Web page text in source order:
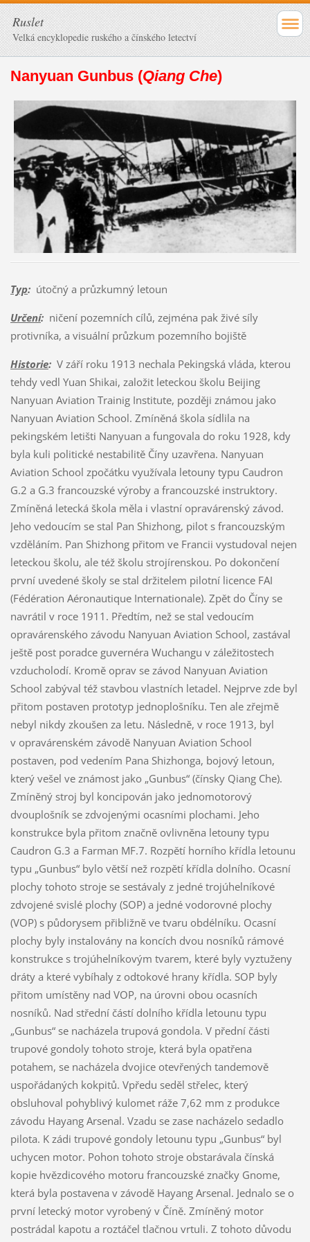
Ruslet
Velká encyklopedie ruského a čínského letectví
Nanyuan Gunbus (Qiang Che)
Typ:útočný a průzkumný letoun
Určení:ničení pozemních cílů, zejména pak živé síly
protivníka, a visuální průzkum pozemního bojiště
Historie:V září roku 1913 nechala Pekingská vláda, kterou
tehdy vedl Yuan Shikai, založit leteckou školu Beijing
Nanyuan Aviation Trainig Institute, později známou jako
Nanyuan Aviation School. Zmíněná škola sídlila na
pekingském letišti Nanyuan a fungovala do roku 1928, kdy
byla kuli politické nestabilitě Číny uzavřena. Nanyuan
Aviation School zpočátku využívala letouny typu Caudron
G.2 a G.3 francouzské výroby a francouzské instruktory.
Zmíněná letecká škola měla i vlastní opravárenský závod.
Jeho vedoucím se stal Pan Shizhong, pilot s francouzským
vzděláním. Pan Shizhong přitom ve Francii vystudoval nejen
leteckou školu, ale též školu strojírenskou. Po dokončení
první uvedené školy se stal držitelem pilotní licence FAI
(Fédération Aéronautique Internationale). Zpět do Číny se
navrátil v roce 1911. Předtím, než se stal vedoucím
opravárenského závodu Nanyuan Aviation School, zastával
ještě post poradce guvernéra Wuchangu v záležitostech
vzducholodí. Kromě oprav se závod Nanyuan Aviation
School zabýval též stavbou vlastních letadel. Nejprve zde byl
přitom postaven prototyp jednoplošníku. Ten ale zřejmě
nebyl nikdy zkoušen za letu. Následně, v roce 1913, byl
v opravárenském závodě Nanyuan Aviation School
postaven, pod vedením Pana Shizhonga, bojový letoun,
který vešel ve známost jako „Gunbus“ (čínsky Qiang Che).
Zmíněný stroj byl koncipován jako jednomotorový
dvouplošník se zdvojenými ocasními plochami. Jeho
konstrukce byla přitom značně ovlivněna letouny typu
Caudron G.3 a Farman MF.7. Rozpětí horního křídla letounu
typu „Gunbus“ bylo větší než rozpětí křídla dolního. Ocasní
plochy tohoto stroje se sestávaly z jedné trojúhelníkové
zdvojené svislé plochy (SOP) a jedné vodorovné plochy
(VOP) s půdorysem přibližně ve tvaru obdélníku. Ocasní
plochy byly instalovány na koncích dvou nosníků rámové
konstrukce s trojúhelníkovým tvarem, které byly vyztuženy
dráty a které vybíhaly z odtokové hrany křídla. SOP byly
přitom umístěny nad VOP, na úrovni obou ocasních
nosníků. Nad střední částí dolního křídla letounu typu
„Gunbus“ se nacházela trupová gondola. V přední části
trupové gondoly tohoto stroje, která byla opatřena
potahem, se nacházela dvojice otevřených tandemově
uspořádaných kokpitů. Vpředu seděl střelec, který
obsluhoval pohyblivý kulomet ráže 7,62 mm z produkce
závodu Hayang Arsenal. Vzadu se zase nacházelo sedadlo
pilota. K zádi trupové gondoly letounu typu „Gunbus“ byl
uchycen motor. Pohon tohoto stroje obstarávala čínská
kopie hvězdicového motoru francouzské značky Gnome,
která byla postavena v závodě Hayang Arsenal. Jednalo se o
první letecký motor vyrobený v Číně. Zmíněný motor
postrádal kapotu a roztáčel tlačnou vrtuli. Z tohoto důvodu